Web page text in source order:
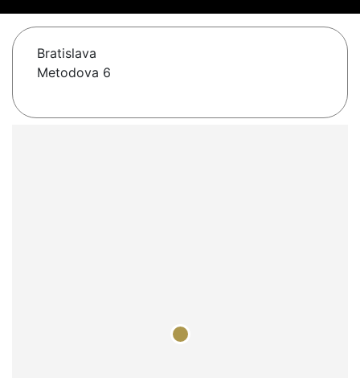
Bratislava
Metodova 6